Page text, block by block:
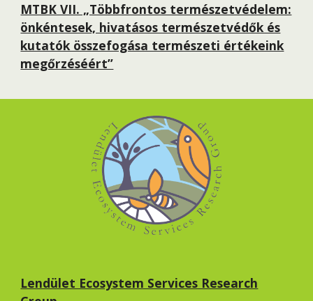
MTBK VII. „Többfrontos természetvédelem:
önkéntesek, hivatásos természetvédők és
kutatók összefogása természeti értékeink
megőrzéséért”
Lendület Ecosystem Services Research